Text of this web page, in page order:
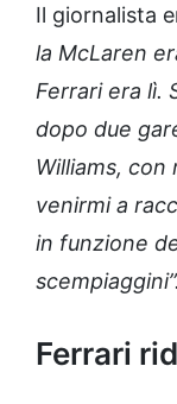
Il giornalista
la McLaren
Ferrari era lì.
dopo due
Williams,
venirmi a
in funzione
scempiaggini”.
Ferrari